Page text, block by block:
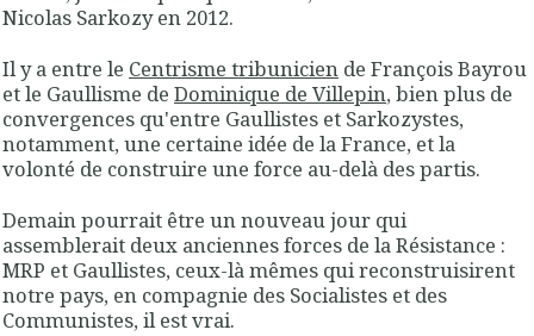
Nicolas Sarkozy en 2012.
Il y a entre le Centrisme tribunicien de François Bayrou
et le Gaullisme de Dominique de Villepin, bien plus de
convergences qu'entre Gaullistes et Sarkozystes,
notamment, une certaine idée de la France, et la
volonté de construire une force au-delà des partis.
Demain pourrait être un nouveau jour qui
assemblerait deux anciennes forces de la Résistance :
MRP et Gaullistes, ceux-là mêmes qui reconstruisirent
notre pays, en compagnie des Socialistes et des
Communistes, il est vrai.